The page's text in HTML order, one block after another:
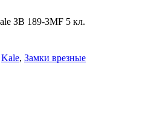
ЗВ 189-3МF 5 кл.
Kale, Замки врезные